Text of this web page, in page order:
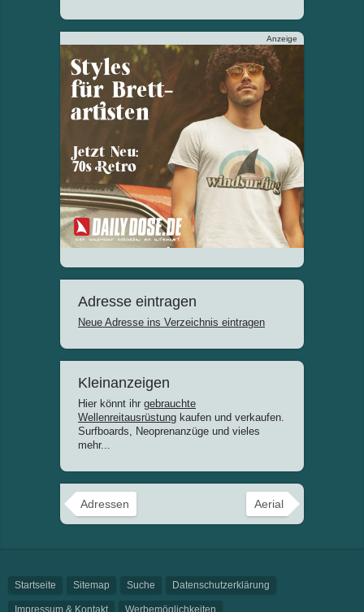
Anzeige
Adresse eintragen
Neue Adresse ins Verzeichnis eintragen
Kleinanzeigen
Hier könnt ihr gebrauchte
Wellenreitausrüstung kaufen und verkaufen.
Surfboards, Neoprenanzüge und vieles
mehr...
Adressen Aerial
Startseite Sitemap Suche Datenschutzerklärung
Impressum & Kontakt Werbemöglichkeiten